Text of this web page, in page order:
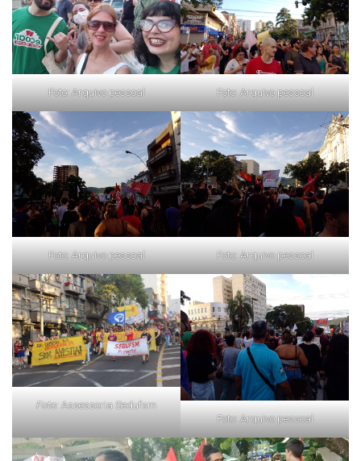
Foto: Arquivo pessoal Foto: Arquivo pessoal
Foto: Arquivo pessoal Foto: Arquivo pessoal
Foto:Assessoria Sedufsm
Foto: Arquivo pessoal